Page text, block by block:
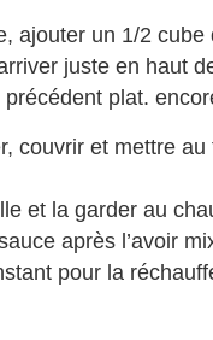
ajouter un 1/2
juste en haut
précédent plat.
couvrir et mettre
et la garder au
après l’avoir
pour la